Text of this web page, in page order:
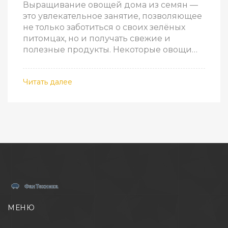
Выращивание овощей дома из семян —
это увлекательное занятие, позволяющее
не только заботиться о своих зелёных
питомцах, но и получать свежие и
полезные продукты. Некоторые овощи
начинающих. Секреты быстрого
Читать далее
МЕНЮ